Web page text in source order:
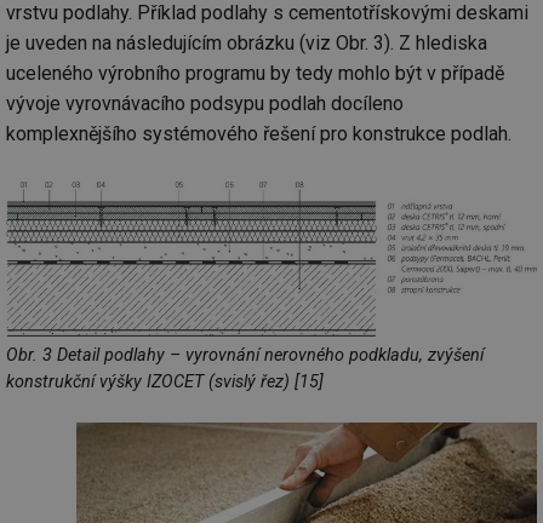
vrstvu podlahy. Příklad podlahy s cementotřískovými deskami
je uveden na následujícím obrázku (viz Obr. 3). Z hlediska
uceleného výrobního programu by tedy mohlo být v případě
vývoje vyrovnávacího podsypu podlah docíleno
komplexnějšího systémového řešení pro konstrukce podlah.
Obr. 3 Detail podlahy – vyrovnání nerovného podkladu, zvýšení
konstrukční výšky IZOCET (svislý řez) [15]